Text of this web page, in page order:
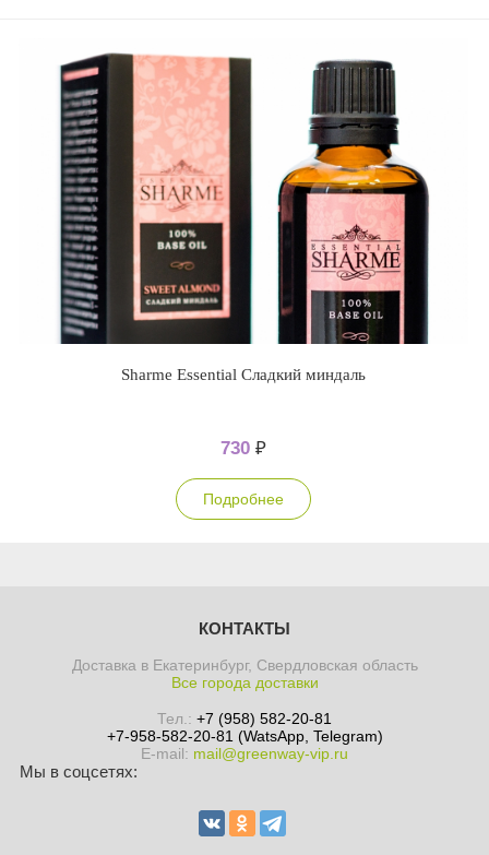
Sharme Essential Сладкий миндаль
730 ₽
Подробнее
КОНТАКТЫ
Доставка в Екатеринбург, Свердловская область
Все города доставки
Тел.: +7 (958) 582-20-81
+7-958-582-20-81 (WatsApp, Telegram)
E-mail: mail@greenway-vip.ru
Мы в соцсетях: